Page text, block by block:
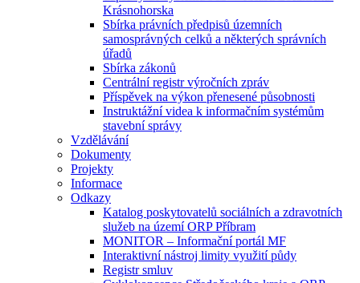
Krásnohorska
Sbírka právních předpisů územních
samosprávných celků a některých správních
úřadů
Sbírka zákonů
Centrální registr výročních zpráv
Příspěvek na výkon přenesené působnosti
Instruktážní videa k informačním systémům
stavební správy
Vzdělávání
Dokumenty
Projekty
Informace
Odkazy
Katalog poskytovatelů sociálních a zdravotních
služeb na území ORP Příbram
MONITOR – Informační portál MF
Interaktivní nástroj limity využití půdy
Registr smluv